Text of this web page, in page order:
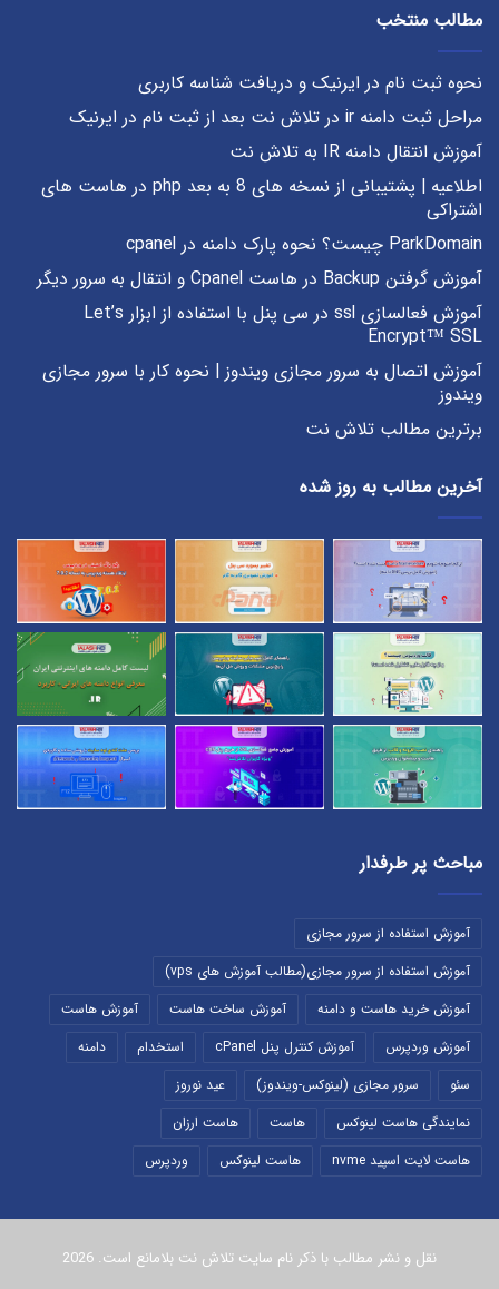
مطالب منتخب
نحوه ثبت نام در ایرنیک و دریافت شناسه کاربری
مراحل ثبت دامنه ir در تلاش نت بعد از ثبت نام در ایرنیک
آموزش انتقال دامنه IR به تلاش نت
اطلاعیه | پشتیبانی از نسخه های 8 به بعد php در هاست های
اشتراکی
ParkDomain چیست؟ نحوه پارک دامنه در cpanel
آموزش گرفتن Backup در هاست Cpanel و انتقال به سرور دیگر
آموزش فعالسازی ssl در سی پنل با استفاده از ابزار Let’s
Encrypt™ SSL
آموزش اتصال به سرور مجازی ویندوز | نحوه کار با سرور مجازی
ویندوز
برترین مطالب تلاش نت
آخرین مطالب به روز شده
مباحث پر طرفدار
آموزش استفاده از سرور مجازی
آموزش استفاده از سرور مجازی(مطالب آموزش های vps)
آموزش خرید هاست و دامنه
آموزش ساخت هاست
آموزش هاست
آموزش وردپرس
آموزش کنترل پنل cPanel استخدام
دامنه
سئو
سرور مجازی (لینوکس-ویندوز)
عید نوروز
نمایندگی هاست لینوکس
هاست
هاست ارزان
هاست لایت اسپید nvme
هاست لینوکس وردپرس
نقل و نشر مطالب با ذکر نام سایت تلاش نت بلامانع است. 2026